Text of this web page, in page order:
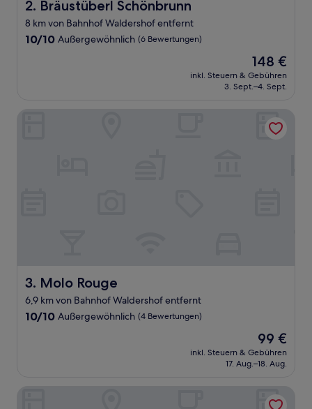
2. Bräustüberl Schönbrunn
Bräustüberl Schönbrunn
8 km von Bahnhof Waldershof entfernt
10.0
10/10 Außergewöhnlich (6 Bewertungen)
Der
Preis
beträgt
148 €
inkl. Steuern & Gebühren
3. Sept.–4. Sept.
3. Molo Rouge
Molo Rouge
6,9 km von Bahnhof Waldershof entfernt
10.0
10/10 Außergewöhnlich (4 Bewertungen)
Der
Preis
beträgt
99 €
inkl. Steuern & Gebühren
17. Aug.–18. Aug.